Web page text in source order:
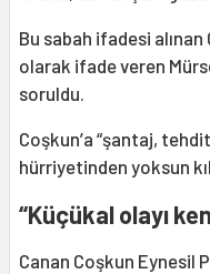
Bu sabah ifadesi
olarak ifade veren
soruldu.
Coşkun’a “şantaj,
hürriyetinden yoksun
“Küçükal olayı
Canan Coşkun Eynesil